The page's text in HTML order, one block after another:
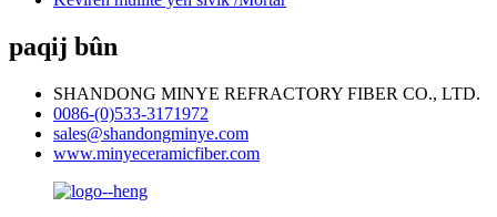
paqij bûn
SHANDONG MINYE REFRACTORY FIBER CO., LTD.
0086-(0)533-3171972
sales@shandongminye.com
www.minyeceramicfiber.com